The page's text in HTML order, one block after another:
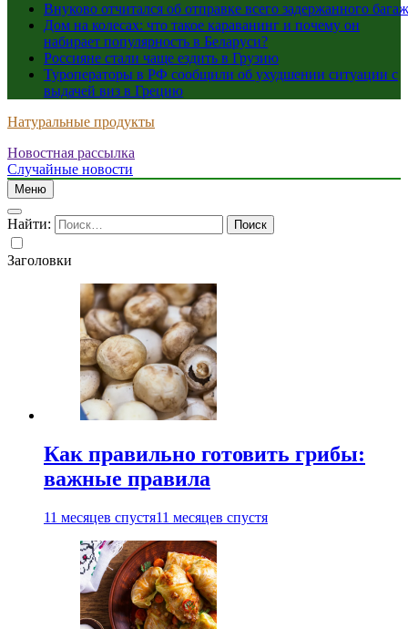
Внуково отчитался об отправке всего задержанного
Дом на колесах: что такое караванинг и почему он
набирает популярность в Беларуси?
Россияне стали чаще ездить в Грузию
Туроператоры в РФ сообщили об ухудшении ситуации с
выдачей виз в Грецию
Натуральные продукты
Новостная рассылка
Случайные новости
Меню
Найти:
Заголовки
Как правильно готовить грибы:
важные правила
11 месяцев спустя11 месяцев спустя